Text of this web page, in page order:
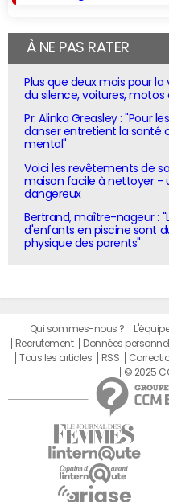
À NE PAS RATER
Plus que deux mois pour la
du silence, voitures, motos
Pr. Alinka Greasley : "Pour
danser entretient la santé
mental"
Voici les revêtements de
maison facile à nettoyer -
dangereux
Bertrand, maître-nageur :
d'enfants en piscine sont
physique des parents"
Qui sommes-nous ?
Recrutement
Données
Tous les articles
RSS
© 2025